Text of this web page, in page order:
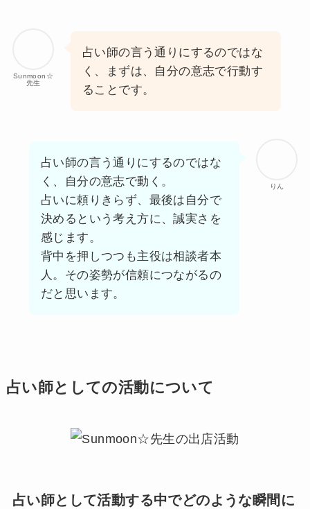
Sunmoon☆
先生
占い師の言う通りにするのではな
く、まずは、自分の意志で行動す
ることです。
りん
占い師の言う通りにするのではな
く、自分の意志で動く。
占いに頼りきらず、最後は自分で
決めるという考え方に、誠実さを
感じます。
背中を押しつつも主役は相談者本
人。その姿勢が信頼につながるの
だと思います。
占い師としての活動について
占い師として活動する中でどのような瞬間に